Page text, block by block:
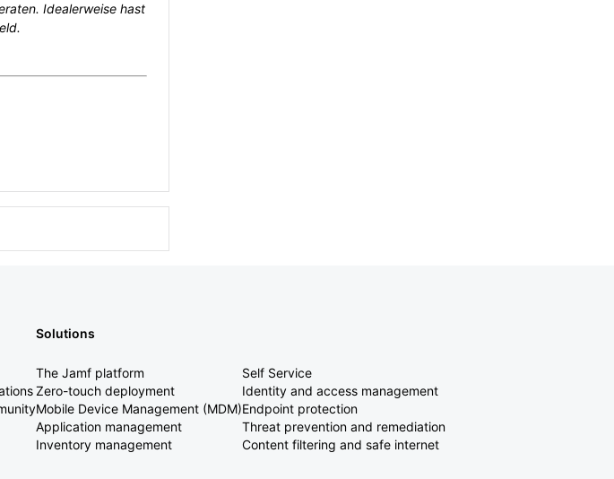
Idealerweise hast
Solutions
The Jamf platform
Zero-touch deployment
Mobile Device Management (MDM)
Application management
Inventory management
Self Service
Identity and access management
Endpoint protection
Threat prevention and remediation
Content filtering and safe internet